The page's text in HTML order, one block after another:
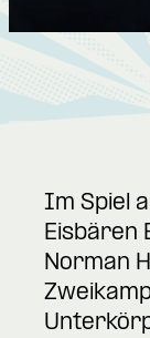
Im Spiel
Eisbären
Norman